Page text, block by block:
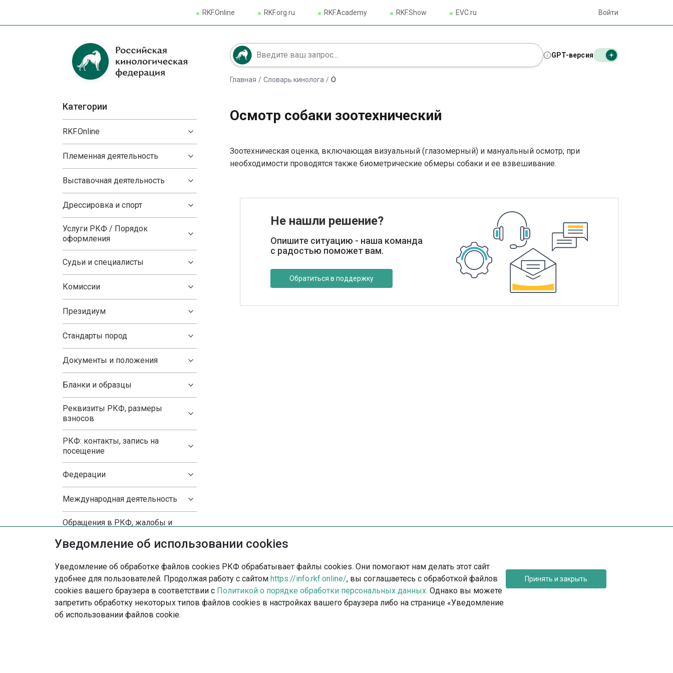
RKF.Online RKF.org.ru RKF.Academy RKF.Show EVC.ru Войти
Категории
RKF.Online
Племенная деятельность
Выставочная деятельность
Дрессировка и спорт
Услуги РКФ / Порядок
оформления
Судьи и специалисты
Комиссии
Президиум
Стандарты пород
Документы и положения
Бланки и образцы
Реквизиты РКФ, размеры
взносов
РКФ: контакты, запись на
посещение
Федерации
Международная деятельность
Обращения в РКФ, жалобы и
Национальные клубы пород
Родословная и метрика
GPT-версия
Главная / Словарь кинолога / О
Осмотр собаки зоотехнический
Зоотехническая оценка, включающая визуальный (глазомерный) и мануальный осмотр; при
необходимости проводятся также биометрические обмеры собаки и ее взвешивание.
Не нашли решение?
Опишите ситуацию - наша команда
с радостью поможет вам.
Обратиться в поддержку
Уведомление об использовании cookies
Уведомление об обработке файлов cookies РКФ обрабатывает файлы cookies. Они помогают нам делать этот сайт
удобнее для пользователей. Продолжая работу с сайтом https://info.rkf.online/, вы соглашаетесь с обработкой файлов
cookies вашего браузера в соответствии с Политикой о порядке обработки персональных данных. Однако вы можете
запретить обработку некоторых типов файлов cookies в настройках вашего браузера либо на странице «Уведомление
об использовании файлов cookie.
Принять и закрыть